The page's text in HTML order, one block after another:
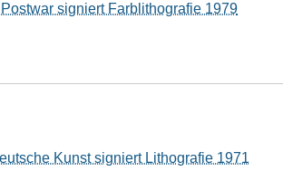
signiert Farblithografie 1979
Kunst signiert Lithografie 1971